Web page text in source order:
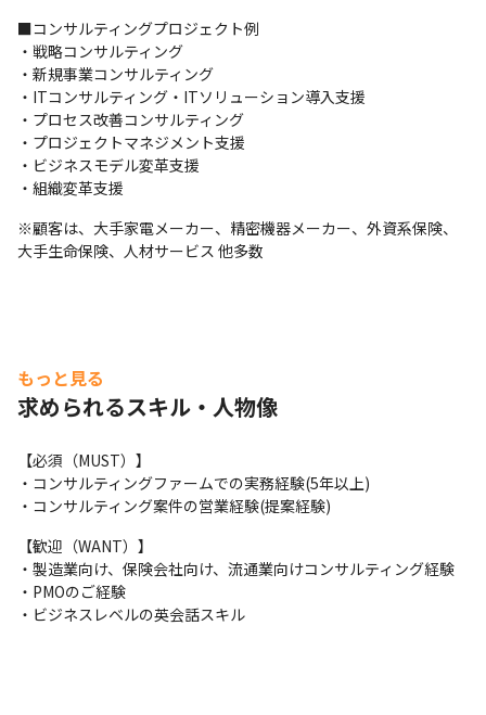
■コンサルティングプロジェクト例
・戦略コンサルティング
・新規事業コンサルティング
・ITコンサルティング・ITソリューション導入支援
・プロセス改善コンサルティング
・プロジェクトマネジメント支援
・ビジネスモデル変革支援
・組織変革支援
※顧客は、大手家電メーカー、精密機器メーカー、外資系保険、
大手生命保険、人材サービス 他多数
もっと見る
求められるスキル・人物像
【必須（MUST）】
・コンサルティングファームでの実務経験(5年以上)
・コンサルティング案件の営業経験(提案経験)
【歓迎（WANT）】
・製造業向け、保険会社向け、流通業向けコンサルティング経験
・PMOのご経験
・ビジネスレベルの英会話スキル